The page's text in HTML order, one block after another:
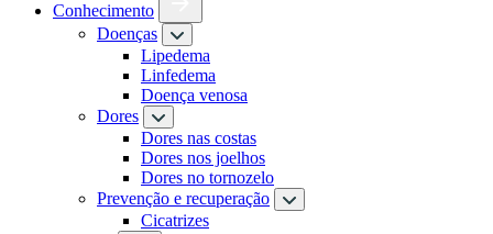
Conhecimento
Doenças
Lipedema
Linfedema
Doença venosa
Dores
Dores nas costas
Dores nos joelhos
Dores no tornozelo
Prevenção e recuperação
Cicatrizes